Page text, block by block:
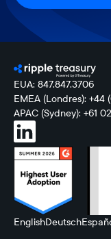
EUA: 847.847.3706
EMEA (Londres): +44
APAC (Sydney): +61
EnglishDeutsch